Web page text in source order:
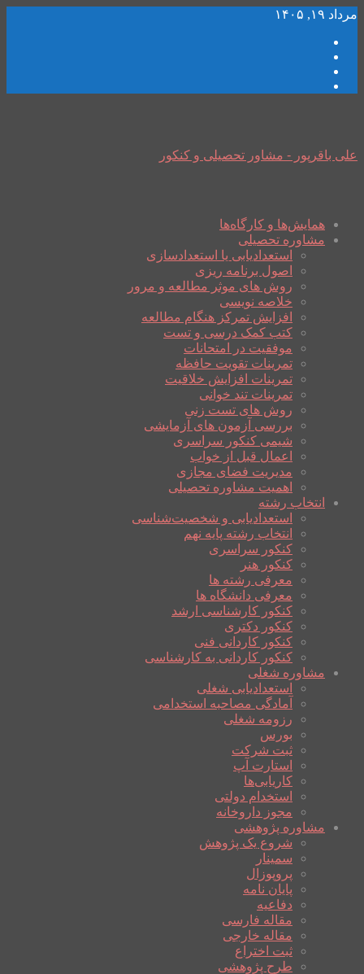
مرداد ۱۹, ۱۴۰۵
علی باقرپور - مشاور تحصیلی و کنکور
همایش‌ها و کارگاه‌ها
مشاوره تحصیلی
استعدادیابی یا استعدادسازی
اصول برنامه ریزی
روش های موثر مطالعه و مرور
خلاصه نویسی
افزایش تمرکز هنگام مطالعه
کتب کمک درسی و تست
موفقیت در امتحانات
تمرینات تقویت حافظه
تمرینات افزایش خلاقیت
تمرینات تند خوانی
روش های تست زنی
بررسی آزمون های آزمایشی
شیمی کنکور سراسری
اعمال قبل از خواب
مدیریت فضای مجازی
اهمیت مشاوره تحصیلی
انتخاب رشته
استعدادیابی و شخصیت‌شناسی
انتخاب رشته پایه نهم
کنکور سراسری
کنکور هنر
معرفی رشته ها
معرفی دانشگاه ها
کنکور کارشناسی ارشد
کنکور دکتری
کنکور کاردانی فنی
کنکور کاردانی به کارشناسی
مشاوره شغلی
استعدادیابی شغلی
آمادگی مصاحبه استخدامی
رزومه شغلی
بورس
ثبت شرکت
استارت آپ
کاریابی‌ها
استخدام دولتی
مجوز داروخانه
مشاوره پژوهشی
شروع یک پژوهش
سمینار
پروپوزال
پایان نامه
دفاعیه
مقاله فارسی
مقاله خارجی
ثبت اختراع
طرح پژوهشی